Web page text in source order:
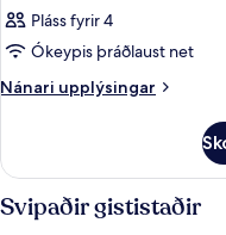
Pláss fyrir 4
Ókeypis þráðlaust net
Nánari upplýsingar
Nánari
Svipaðir gististaðir